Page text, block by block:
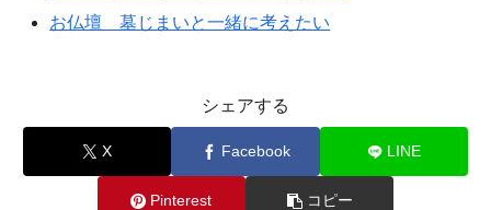
お仏壇 墓じまいと一緒に考えたい
シェアする
X Facebook LINE
Pinterest コピー